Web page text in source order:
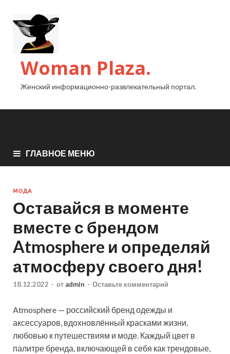
Woman Plaza.
Женский информационно-развлекательный портал.
ГЛАВНОЕ МЕНЮ
МОДА
Оставайся в моменте
вместе с брендом
Atmosphere и определяй
атмосферу своего дня!
18.12.2022 - от admin - Оставьте комментарий
Atmosphere — российский бренд одежды и
аксессуаров, вдохновлённый красками жизни,
любовью к путешествиям и моде. Каждый цвет в
палитре бренда, включающей в себя как трендовые,